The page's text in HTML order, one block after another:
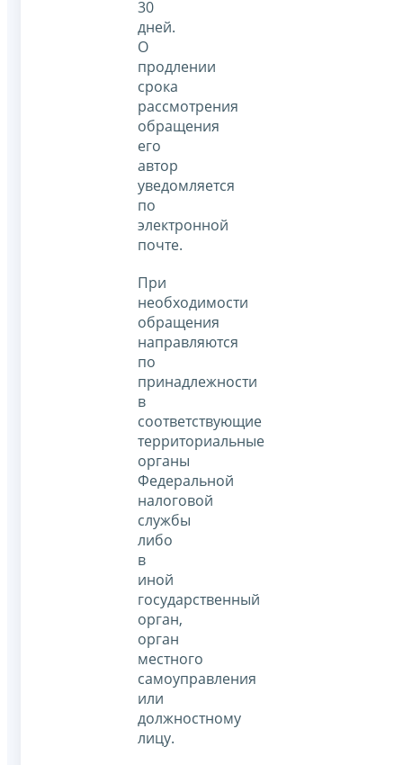
30
дней.
О
продлении
срока
рассмотрения
обращения
его
автор
уведомляется
по
электронной
почте.
При
необходимости
обращения
направляются
по
принадлежности
в
соответствующие
территориальные
органы
Федеральной
налоговой
службы
либо
в
иной
государственный
орган,
орган
местного
самоуправления
или
должностному
лицу.